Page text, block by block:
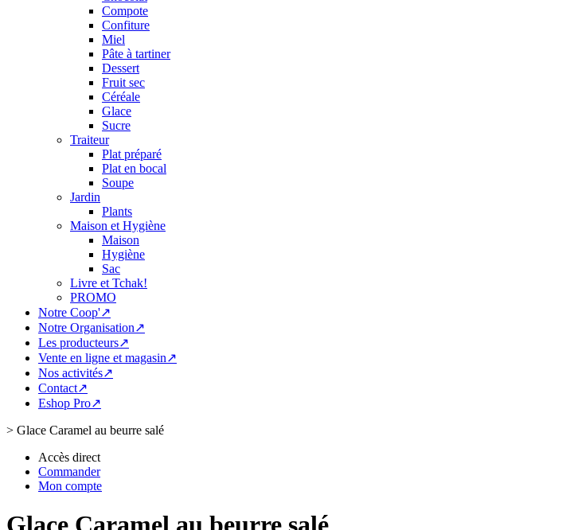
Compote
Confiture
Miel
Pâte à tartiner
Dessert
Fruit sec
Céréale
Glace
Sucre
Traiteur
Plat préparé
Plat en bocal
Soupe
Jardin
Plants
Maison et Hygiène
Maison
Hygiène
Sac
Livre et Tchak!
PROMO
Notre Coop'↗
Notre Organisation↗
Les producteurs↗
Vente en ligne et magasin↗
Nos activités↗
Contact↗
Eshop Pro↗
> Glace Caramel au beurre salé
Accès direct
Commander
Mon compte